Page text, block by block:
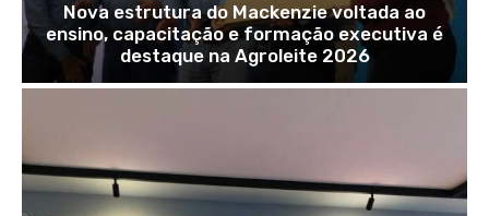
Nova estrutura do Mackenzie voltada ao
ensino, capacitação e formação executiva é
destaque na Agroleite 2026